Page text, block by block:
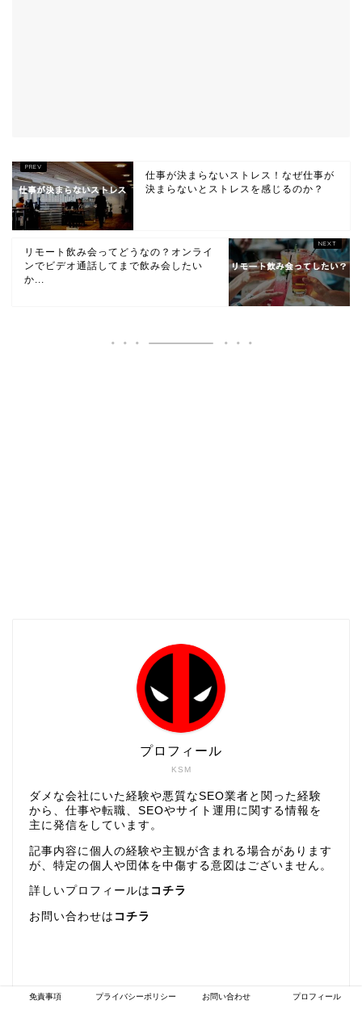
仕事が決まらないストレス！なぜ仕事が
決まらないとストレスを感じるのか？
リモート飲み会ってどうなの？オンライ
ンでビデオ通話してまで飲み会したい
か...
KSM
プロフィール
ダメな会社にいた経験や悪質なSEO業者と関った経験
から、仕事や転職、SEOやサイト運用に関する情報を
主に発信をしています。
記事内容に個人の経験や主観が含まれる場合があります
が、特定の個人や団体を中傷する意図はございません。
詳しいプロフィールは コチラ
お問い合わせは コチラ
免責事項 プライバシーポリシー お問い合わせ プロフィール